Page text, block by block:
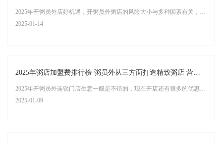
2025年开粥员外店好机遇，开粥员外粥店的风险大小与多种因素有关，包括市场竞争、经营管理水平、选址等。至于投入资金，也受店铺规模、地理位置等多种因素影响，具体如下
2025-01-14
2025年粥店加盟费排行榜-粥员外从三方面打造精致粥店 营养养生
2025年开粥员外连锁门店生意一般是不错的，现在开店还有很多的优惠政策；粥员外从以下三个方面打造精致粥店，注重营养养生；
2025-01-09